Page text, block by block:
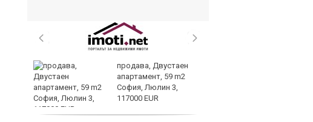
продава, Двустаен
апартамент, 59 m2
София, Люлин 3,
117000 EUR